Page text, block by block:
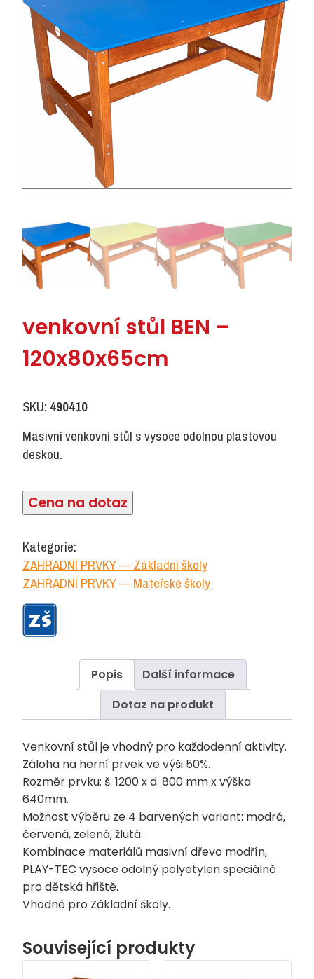
venkovní stůl BEN –
120x80x65cm
SKU: 490410
Masivní venkovní stůl s vysoce odolnou plastovou
deskou.
Cena na dotaz
Kategorie:
ZAHRADNÍ PRVKY — Základní školy
ZAHRADNÍ PRVKY — Mateřské školy
Popis
Další informace
Dotaz na produkt
Venkovní stůl je vhodný pro každodenní aktivity.
Záloha na herní prvek ve výši 50%.
Rozměr prvku: š. 1200 x d. 800 mm x výška
640mm.
Možnost výběru ze 4 barvených variant: modrá,
červená, zelená, žlutá.
Kombinace materiálů masivní dřevo modřín,
PLAY-TEC vysoce odolný polyetylen speciálně
pro dětská hřiště.
Vhodné pro Základní školy.
Související produkty